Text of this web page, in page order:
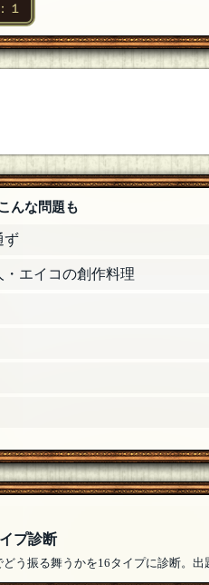
１
んな問題も
ず
エイコの創作料理
プ診断
う振る舞うかを16タイプに診断。